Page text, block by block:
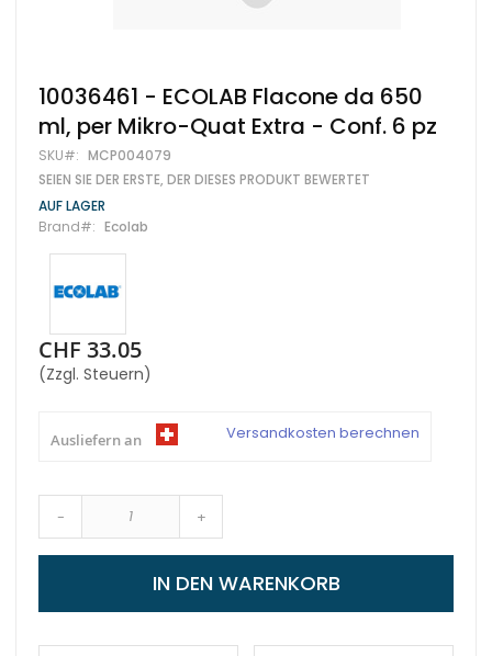
Zum
Anfang
der
Bildgalerie
springen
10036461 - ECOLAB Flacone da 650
ml, per Mikro-Quat Extra - Conf. 6 pz
SKU MCP004079
SEIEN SIE DER ERSTE, DER DIESES PRODUKT BEWERTET
AUF LAGER
Brand
Ecolab
CHF 33.05
(Zzgl. Steuern)
Ausliefern an Versandkosten berechnen
- +
IN DEN WARENKORB